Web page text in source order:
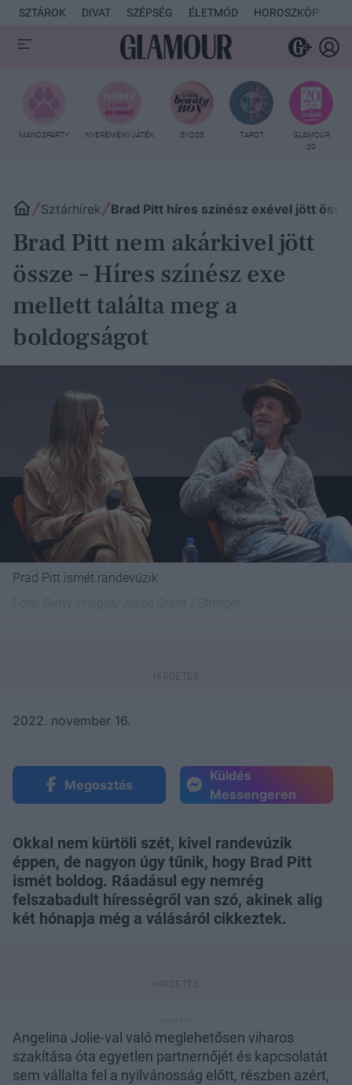
SZTÁROK DIVAT SZÉPSÉG ÉLETMÓD HOROSZKÓP
MANCSPARTY NYEREMÉNYJÁTÉK SYOSS TAROT
GLAMOUR
20
Sztárhírek Brad Pitt híres színész exével jött
Brad Pitt nem akárkivel jött
össze – Híres színész exe
mellett találta meg a
boldogságot
Prad Pitt ismét randevúzik
2022. november 16.
Megosztás
Küldés
Messengeren
Okkal nem kürtöli szét, kivel randevúzik
éppen, de nagyon úgy tűnik, hogy Brad Pitt
ismét boldog. Ráadásul egy nemrég
felszabadult hírességről van szó, akinek alig
két hónapja még a válásáról cikkeztek.
Angelina Jolie-val való meglehetősen viharos
szakítása óta egyetlen partnernőjét és kapcsolatát
sem vállalta fel a nyilvánosság előtt, részben azért,